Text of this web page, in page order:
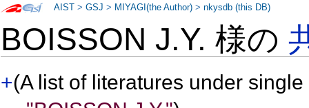
BOISSON J.Y. 様の
+(A list of literatures under
AIST >GSJ > MIYAGI(the Author) >nkysdb (this DB)